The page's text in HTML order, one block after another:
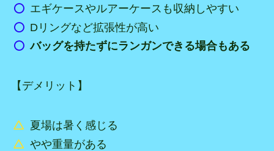
エギケースやルアーケースも収納しやすい
Dリングなど拡張性が高い
バッグを持たずにランガンできる場合もある
【デメリット】
夏場は暑く感じる
やや重量がある